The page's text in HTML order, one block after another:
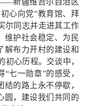
心向党”教育馆、拜
尔同志并走进其工作
维护社会稳定、为民
解布力开村的建设和
初心历程。交谈中，
七一勋章”的感受，
的路上永不停歇，
圆，建设我们共同的